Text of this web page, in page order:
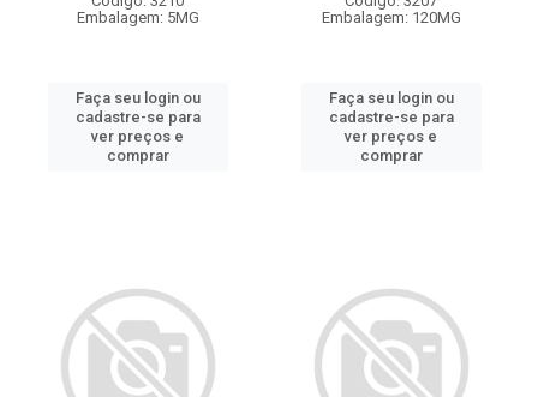
Embalagem: 5MG
Faça seu login ou
cadastre-se para
ver preços e
comprar
Embalagem: 120MG
Faça seu login ou
cadastre-se para
ver preços e
comprar